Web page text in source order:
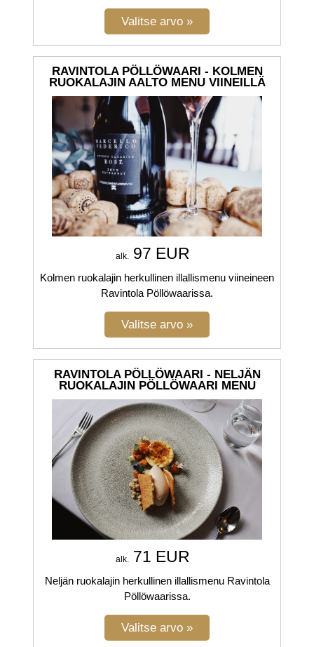
RAVINTOLA PÖLLÖWAARI - KOLMEN
RUOKALAJIN AALTO MENU VIINEILLÄ
alk. 97 EUR
Kolmen ruokalajin herkullinen illallismenu viineineen
Ravintola Pöllöwaarissa.
RAVINTOLA PÖLLÖWAARI - NELJÄN
RUOKALAJIN PÖLLÖWAARI MENU
alk. 71 EUR
Neljän ruokalajin herkullinen illallismenu Ravintola
Pöllöwaarissa.